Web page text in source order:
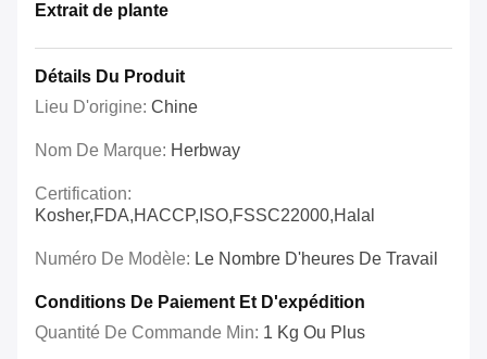
Extrait de plante
Détails Du Produit
Lieu D'origine: Chine
Nom De Marque: Herbway
Certification:
Kosher,FDA,HACCP,ISO,FSSC22000,Halal
Numéro De Modèle: Le Nombre D'heures De Travail
Conditions De Paiement Et D'expédition
Quantité De Commande Min: 1 Kg Ou Plus